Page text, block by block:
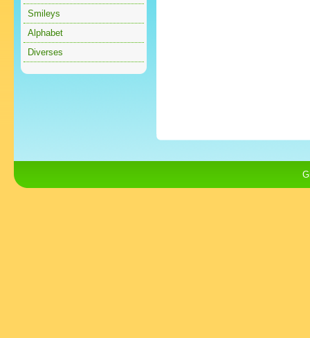
Smileys
Alphabet
Diverses